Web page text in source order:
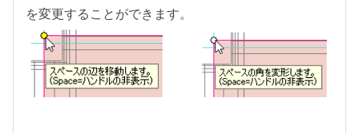
を変更することができます。